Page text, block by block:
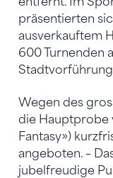
präsentierten
ausverkauftem
600 Turnenden
Wegen des
die Hauptprobe
Fantasy»)
angeboten. –
jubelfreudige